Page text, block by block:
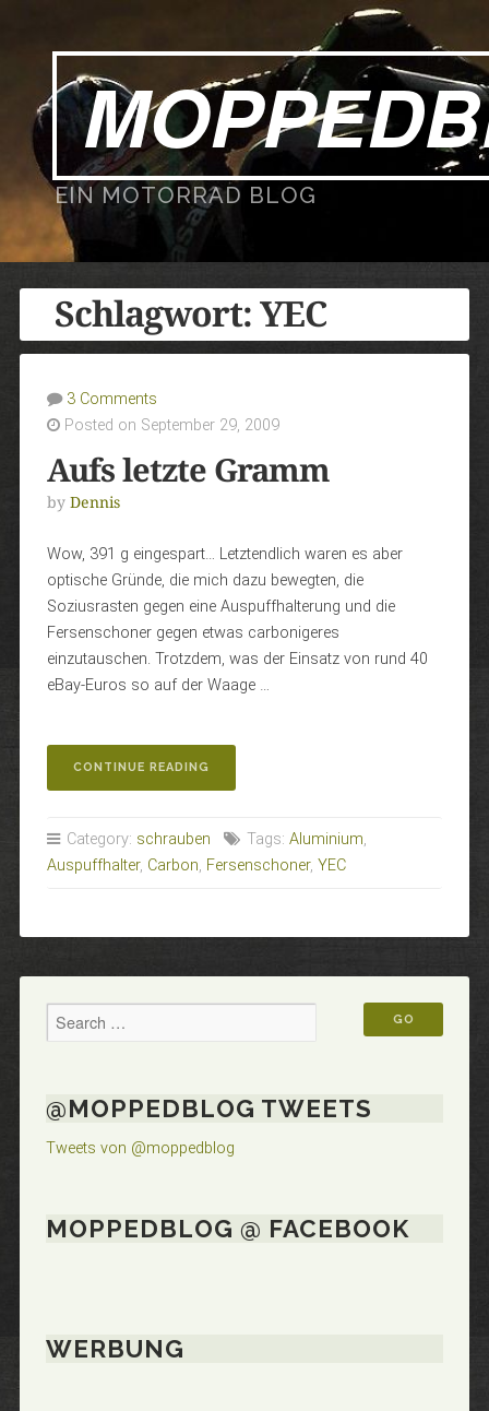
EIN MOTORRAD BLOG
Schlagwort: YEC
3 Comments
Posted on September 29, 2009
Aufs letzte Gramm
by Dennis
Wow, 391 g eingespart… Letztendlich waren es aber
optische Gründe, die mich dazu bewegten, die
Soziusrasten gegen eine Auspuffhalterung und die
Fersenschoner gegen etwas carbonigeres
einzutauschen. Trotzdem, was der Einsatz von rund 40
eBay-Euros so auf der Waage …
CONTINUE READING
LETZTE
Category: schrauben Tags: Aluminium,
Auspuffhalter, Carbon, Fersenschoner, YEC
@MOPPEDBLOG TWEETS
Tweets von @moppedblog
MOPPEDBLOG @ FACEBOOK
WERBUNG